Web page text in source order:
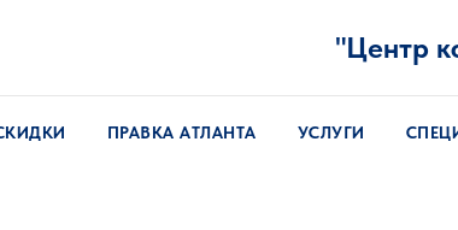
"Центр
ПРАВКА АТЛАНТА УСЛУГИ